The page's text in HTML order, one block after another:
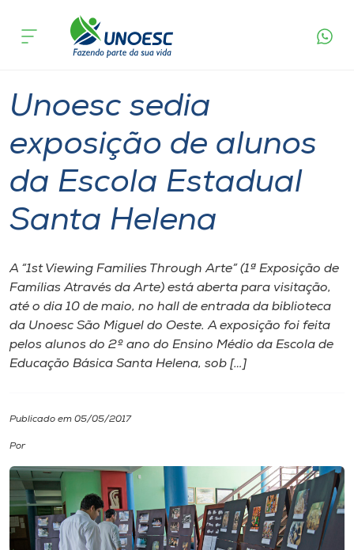
Cursos
Atendimento ao Estudante
Portal de Ensino
A
Internacionalização
Cultura
CPA
acontece
Unoesc sedia
exposição de alunos
da Escola Estadual
Santa Helena
A “1st Viewing Families Through Arte” (1ª Exposição de
Famílias Através da Arte) está aberta para visitação,
até o dia 10 de maio, no hall de entrada da biblioteca
da Unoesc São Miguel do Oeste. A exposição foi feita
pelos alunos do 2º ano do Ensino Médio da Escola de
Educação Básica Santa Helena, sob […]
Publicado em 05/05/2017
Por